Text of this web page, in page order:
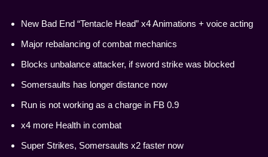
New Bad End “Tentacle Head” x4 Animations + voice acting
Major rebalancing of combat mechanics
Blocks unbalance attacker, if sword strike was blocked
Somersaults has longer distance now
Run is not working as a charge in FB 0.9
x4 more Health in combat
Super Strikes, Somersaults x2 faster now